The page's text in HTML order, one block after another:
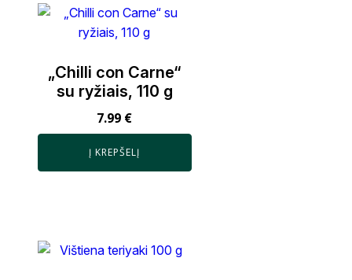
„Chilli con Carne“
su ryžiais, 110 g
7.99 €
Į KREPŠELĮ